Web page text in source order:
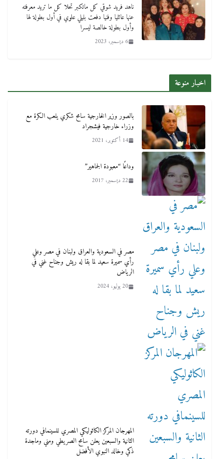
ناهد فريد شوقي كل ماتكبر تحلا كل ما تريد معرفته
عنها عائليا وفنيا دفعت بليلي علوي في أول بطولة لها
وأول بطولة خالصة ليسرا
6 ديسمبر، 2023
اخبار منوعة
بالصور وزير الخارجية سامح شكري يلعب الكرة مع
وزراء خارجية فيشجراد
14 أكتوبر، 2021
وداعًا “معبودة الجماهير”
22 ديسمبر، 2017
مصر في السعودية والعراق ولبنان في مصر وعلي
رأي سميرة سعيد لما بقا له ريش وجناح غني في
الرياض
20 يوليو، 2024
المهرجان المركز الكاثوليكي المصري للسينمافي دورته
الثانية والسبعين يعلن سامح الصريطي ومني وماجدة
ذكي وخالد النبوي الأفضل